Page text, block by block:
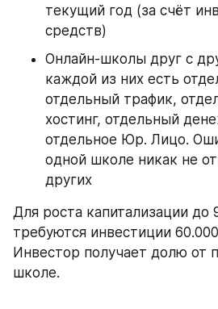
текущий год (за счёт
средств)
Онлайн-школы друг с
каждой из них есть
отдельный трафик,
хостинг, отдельный
отдельное Юр. Лицо.
одной школе никак не
других
Для роста капитализации до
требуются инвестиции
Инвестор получает долю от
школе.